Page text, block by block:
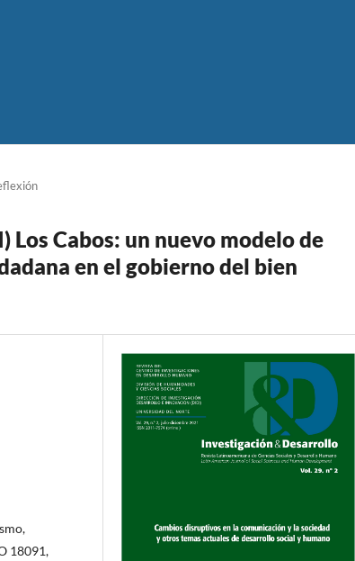
Cabos: un nuevo modelo de
en el gobierno del bien
18091,